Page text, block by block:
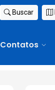
Buscar
Contatos